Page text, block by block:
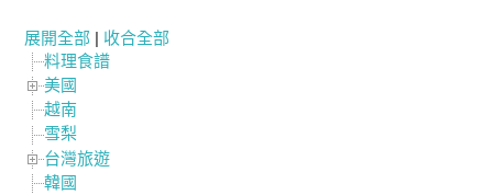
展開全部 | 收合全部
料理食譜
美國
越南
雪梨
台灣旅遊
韓國